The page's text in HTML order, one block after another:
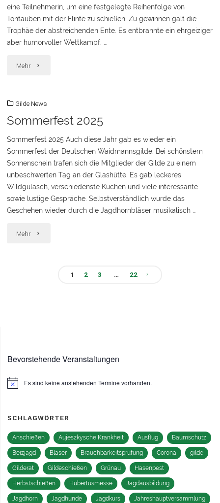
eine Teilnehmerin, um eine festgelegte Reihenfolge von
Tontauben mit der Flinte zu schießen. Zu gewinnen galt die
Trophäe der abstreichenden Ente. Es entbrannte ein ehrgeiziger
aber humorvoller Wettkampf. …
Mehr "Herbstschießen
Gilde News
Sommerfest 2025
Sommerfest 2025 Auch diese Jahr gab es wieder ein
Sommerfest der Deutschen Waidmannsgilde. Bei schönstem
Sonnenschein trafen sich die Mitglieder der Gilde zu einem
unbeschwerten Tag an der Glashütte. Es gab leckeres
Wildgulasch, verschiedenste Kuchen und viele interessante
sowie lustige Gespräche. Selbstverständlich wurde das
Geschehen wieder durch die Jagdhornbläser musikalisch …
Mehr "Sommerfest
1 2 3 … 22
Bevorstehende Veranstaltungen
HinweisEs sind keine anstehenden Termine vorhanden.
SCHLAGWÖRTER
Anschießen Aujeszkysche Krankheit Ausflug Baumschutz
Beizjagd Bläser Brauchbarkeitsprüfung Corona gilde
Gilderat Gildeschießen Grünau Hasenpest
Herbstschießen Hubertusmesse Jagdausbildung
Jagdhorn Jagdhunde Jagdkurs Jahreshauptversammlung